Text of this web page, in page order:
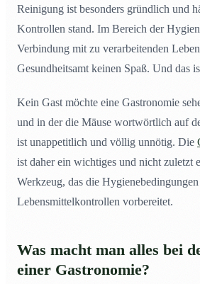
Reinigung ist besonders gründlich und
Kontrollen stand. Im Bereich der
Verbindung mit zu verarbeitenden
Gesundheitsamt keinen Spaß. Und das
Kein Gast möchte eine Gastronomie
und in der die Mäuse wortwörtlich auf
ist unappetitlich und völlig unnötig. Die
ist daher ein wichtiges und nicht zuletzt
Werkzeug, das die
Lebensmittelkontrollen vorbereitet.
Was macht man alles bei
einer Gastronomie?